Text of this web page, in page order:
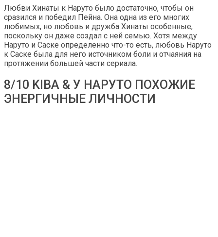
Любви Хинаты к Наруто было достаточно, чтобы он
сразился и победил Пейна. Она одна из его многих
любимых, но любовь и дружба Хинаты особенные,
поскольку он даже создал с ней семью. Хотя между
Наруто и Саске определенно что-то есть, любовь Наруто
к Саске была для него источником боли и отчаяния на
протяжении большей части сериала.
8/10 KIBA & У НАРУТО ПОХОЖИЕ
ЭНЕРГИЧНЫЕ ЛИЧНОСТИ